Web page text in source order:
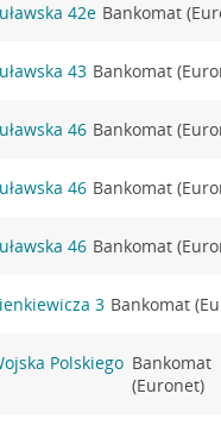
42e Bankomat
43 Bankomat
46 Bankomat
46 Bankomat
46 Bankomat
3 Bankomat
Polskiego Bankomat
(Euronet)